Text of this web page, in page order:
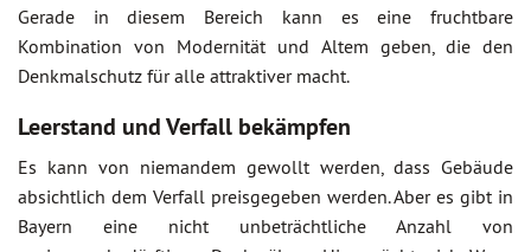
Gerade in diesem Bereich kann es eine fruchtbare
Kombination von Modernität und Altem geben, die den
Denkmalschutz für alle attraktiver macht.
Leerstand und Verfall bekämpfen
Es kann von niemandem gewollt werden, dass Gebäude
absichtlich dem Verfall preisgegeben werden. Aber es gibt in
Bayern eine nicht unbeträchtliche Anzahl von